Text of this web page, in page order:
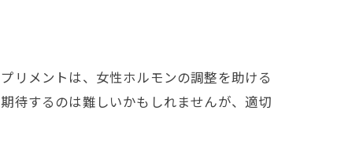
リメントは、女性ホルモンの調整を助ける
待するのは難しいかもしれませんが、適切